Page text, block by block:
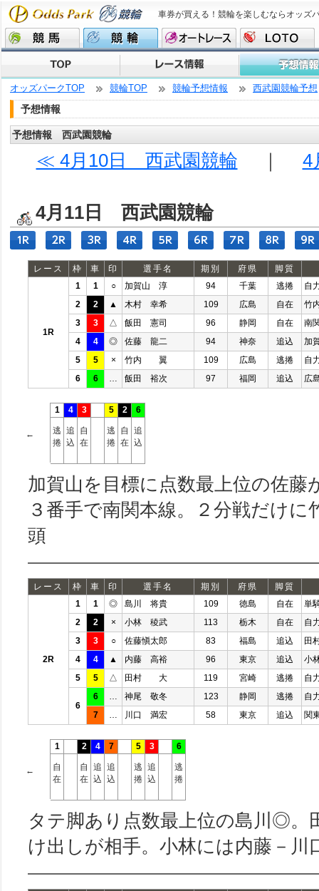
車券が買える！競輪を楽しむならオッズ
オッズパークTOP 競輪TOP 競輪予想情報 西武園競輪予想
予想情報
予想情報 西武園競輪
≪ 4月10日 西武園競輪 ｜ 4
4月11日 西武園競輪
レース 枠 車 印 選手名 期別 府県 脚質
1R
1 1 ○ 加賀山 淳 94 千葉 逃捲
自
2
2 ▲ 木村 幸希 109 広島 自在
竹
3
3 △ 飯田 憲司 96 静岡 自在
南
4
4 ◎ 佐藤 龍二 94 神奈 追込
加
5
5 × 竹内 翼 109 広島 逃捲
自
6
6 飯田 裕次 97 福岡 追込 広
←
1
逃
捲
4
追
込
3
自
在
5
逃
捲
2
自
在
6
追
込
加賀山を目標に点数最上位の佐藤
３番手で南関本線。２分戦だけに
頭
レース 枠 車 印 選手名 期別 府県 脚質
2R
1 1 ◎ 島川 将貴 109 徳島 自在
単
2
2 × 小林 稜武 113 栃木 自在
自
3
3 ○ 佐藤愼太郎 83 福島 追込
田
4
4 ▲ 内藤 高裕 96 東京 追込
小
5
5 △ 田村 大 119 宮崎 逃捲 自
6
6 神尾 敬冬 123 静岡 逃捲
自
7
川口 満宏 58 東京 追込 関
←
1
自
在
2
自
在
4
追
込
7
追
込
5
逃
捲
3
追
込
6
逃
捲
タテ脚あり点数最上位の島川◎。
け出しが相手。小林には内藤－川